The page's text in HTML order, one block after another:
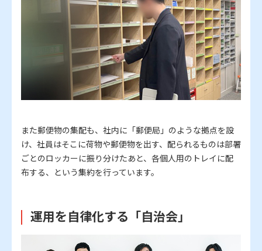
また郵便物の集配も、社内に「郵便局」のような拠点を設
け、社員はそこに荷物や郵便物を出す、配られるものは部署
ごとのロッカーに振り分けたあと、各個人用のトレイに配
布する、という集約を行っています。
運用を自律化する「自治会」